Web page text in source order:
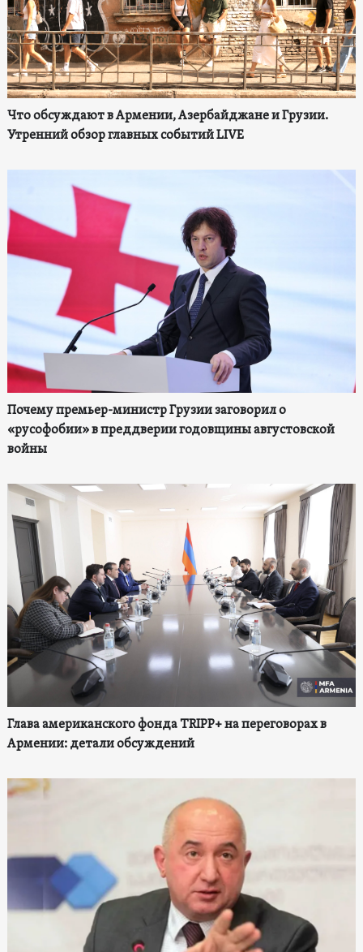
Что обсуждают в Армении, Азербайджане и Грузии.
Утренний обзор главных событий LIVE
Почему премьер-министр Грузии заговорил о
«русофобии» в преддверии годовщины августовской
войны
Глава американского фонда TRIPP+ на переговорах в
Армении: детали обсуждений